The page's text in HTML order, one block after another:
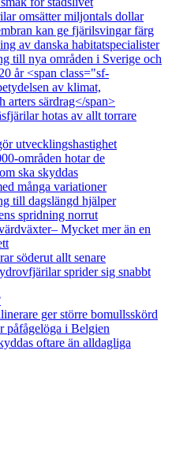
omsätter miljontals dollar
kan ge fjärilsvingar färg
av danska habitatspecialister
till nya områden i Sverige och
år <span class="sf-
av klimat,
arters särdrag</span>
hotas av allt torrare
utvecklingshastighet
områden hotar de
ska skyddas
många variationer
till dagslängd hjälper
spridning norrut
Mycket mer än en
söderut allt senare
sprider sig snabbt
ger större bomullsskörd
påfågelöga i Belgien
oftare än alldagliga